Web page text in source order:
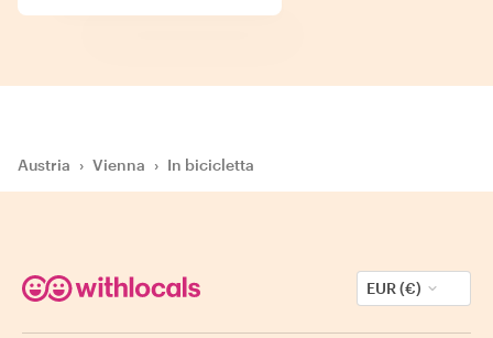
Austria › Vienna › In bicicletta
EUR (€)